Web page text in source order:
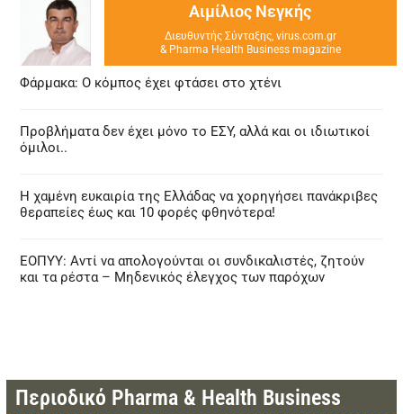
Αιμίλιος Νεγκής
Διευθυντής Σύνταξης, virus.com.gr
& Pharma Health Business magazine
Φάρμακα: Ο κόμπος έχει φτάσει στο χτένι
Προβλήματα δεν έχει μόνο το ΕΣΥ, αλλά και οι ιδιωτικοί
όμιλοι..
Η χαμένη ευκαιρία της Ελλάδας να χορηγήσει πανάκριβες
θεραπείες έως και 10 φορές φθηνότερα!
ΕΟΠΥΥ: Αντί να απολογούνται οι συνδικαλιστές, ζητούν
και τα ρέστα – Μηδενικός έλεγχος των παρόχων
Περιοδικό Pharma & Health Business